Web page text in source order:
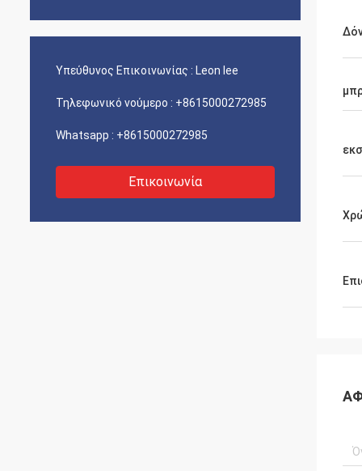
Υπεύθυνος Επικοινωνίας : Leon lee
Τηλεφωνικό νούμερο : +8615000272985
Whatsapp : +8615000272985
Επικοινωνία